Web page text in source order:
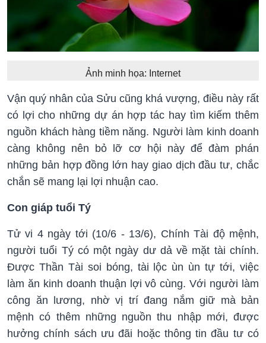
Ảnh minh họa: Internet
Vận quý nhân của Sửu cũng khá vượng, điều này rất
có lợi cho những dự án hợp tác hay tìm kiếm thêm
nguồn khách hàng tiềm năng. Người làm kinh doanh
càng không nên bỏ lỡ cơ hội này để đàm phán
những bản hợp đồng lớn hay giao dịch đầu tư, chắc
chắn sẽ mang lại lợi nhuận cao.
Con giáp tuổi Tý
Tử vi 4 ngày tới (10/6 - 13/6), Chính Tài độ mệnh,
người tuổi Tý có một ngày dư dả về mặt tài chính.
Được Thần Tài soi bóng, tài lộc ùn ùn tự tới, việc
làm ăn kinh doanh thuận lợi vô cùng. Với người làm
công ăn lương, nhờ vị trí đang nắm giữ mà bản
mệnh có thêm những nguồn thu nhập mới, được
hưởng chính sách ưu đãi hoặc thông tin đầu tư có